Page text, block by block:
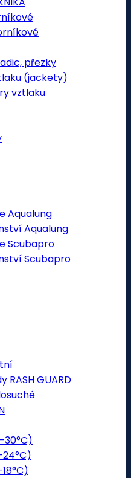
přezky
(jackety)
vztlaku
Aqualung
Aqualung
Scubapro
Scubapro
RASH GUARD